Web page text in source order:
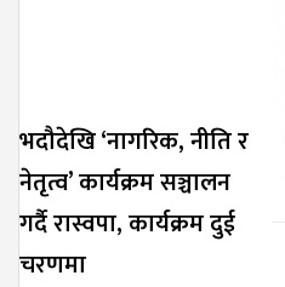
भदौदेखि ‘नागरिक, नीति र
नेतृत्व’ कार्यक्रम सञ्चालन
गर्दै रास्वपा, कार्यक्रम दुई
चरणमा